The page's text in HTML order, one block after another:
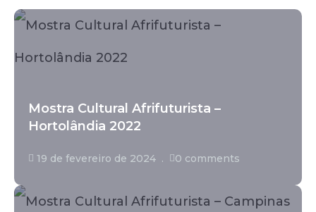
Mostra Cultural Afrifuturista –
Hortolândia 2022
19 de fevereiro de 2024 0 comments